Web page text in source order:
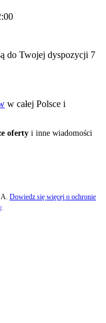
do Twojej dyspozycji 7
w całej Polsce i
oferty i inne wiadomości
Dowiedz się więcej o ochronie
.